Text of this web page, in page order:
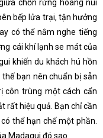
chốn rừng hoang núi
bếp lửa trại, tận hưởng
có thể nằm nghe tiếng
cái khí lạnh se mát của
khiến du khách hú hồn
bạn nên chuẩn bị sẵn
côn trùng một cách cẩn
rất hiệu quả. Bạn chỉ cần
thể hạn chế một phần.
Madagui đó sao.